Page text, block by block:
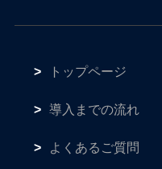
トップページ
導入までの流れ
よくあるご質問